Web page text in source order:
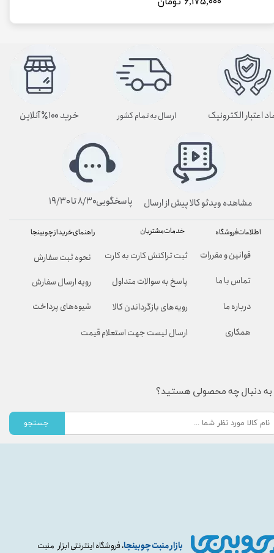
بازار منبت چوبینجا، فروشگاه اینترنتی ابزار منبت
راهنمای خرید از چوبینجا
نحوه ثبت سفارش
رویه ارسال سفارش
شیوه‌های پرداخت
خدمات مشتریان
ثبت تراکنش کارت به کارت
پاسخ به سوالات متداول
رویه‌های بازگرداندن کالا
ارسال لیست جهت استعلام قیمت
اطلاعات فروشگاه
قوانین و مقررات
تماس با ما
درباره ما
همکاری
به دنبال چه محصولی هستید؟
جستجو
ارسال به تمام کشور
پاسخگویی۸/۳۰ تا ۱۹/۳۰
اعتبار الکترونیک خرید ۱۰۰٪ آنلاین
مشاهده ویدئو کالا پیش از ارسال